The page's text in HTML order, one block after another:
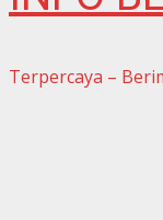
Terpercaya –